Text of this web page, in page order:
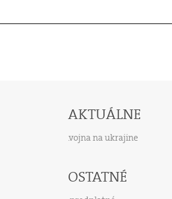
AKTUÁLNE
vojna na ukrajine
OSTATNÉ